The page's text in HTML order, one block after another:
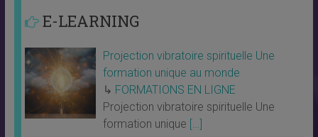
E-LEARNING
Projection vibratoire spirituelle Une
formation unique au monde
↳ FORMATIONS EN LIGNE
Projection vibratoire spirituelle Une
formation unique […]